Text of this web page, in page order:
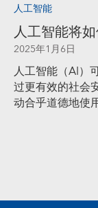
人工智能
人工智能将
2025年1月6日
人工智能（AI）
过更有效的社会
动合乎道德地使